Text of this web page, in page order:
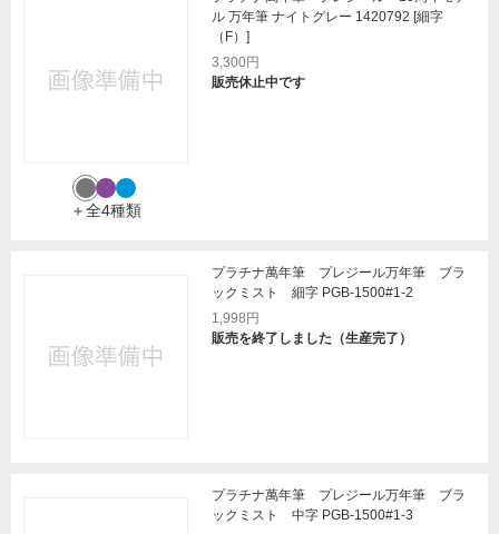
＋全4種類
ル 万年筆 ナイトグレー 1420792 [細字
（F）]
3,300円
販売休止中です
プラチナ萬年筆 プレジール万年筆 ブラ
ックミスト 細字 PGB-1500#1-2
1,998円
販売を終了しました（生産完了）
プラチナ萬年筆 プレジール万年筆 ブラ
ックミスト 中字 PGB-1500#1-3